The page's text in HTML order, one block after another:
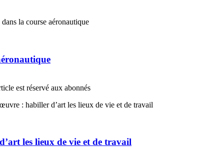
est réservé aux abonnés
les lieux de vie et de travail